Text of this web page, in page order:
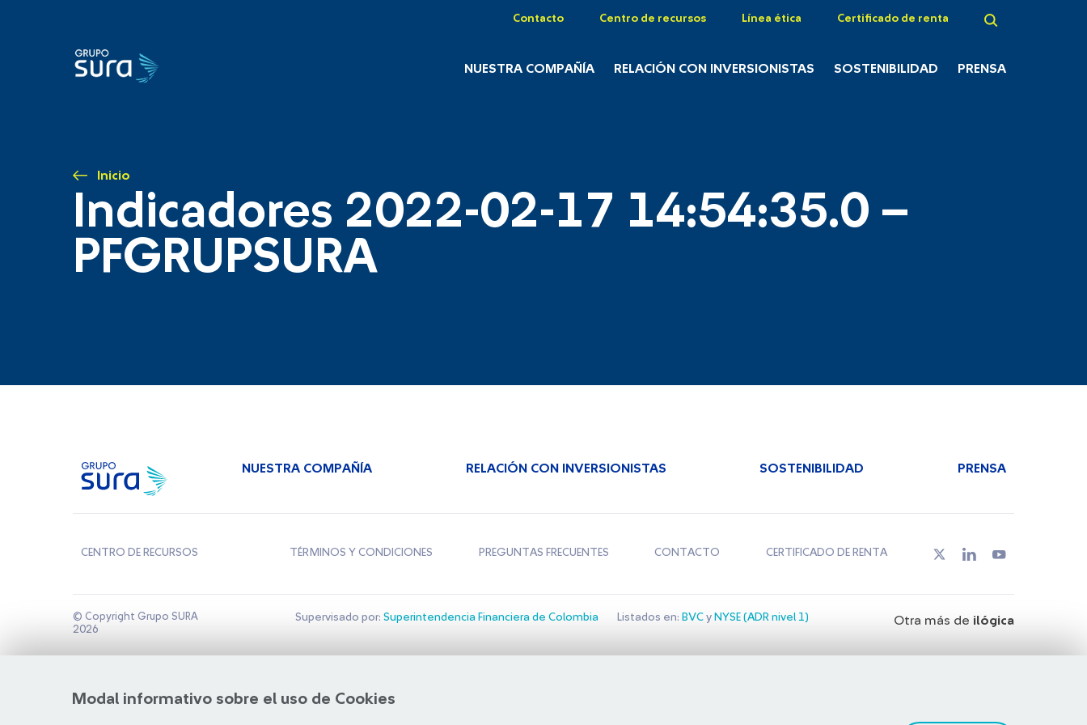
Contacto Centro de recursos Línea ética Certificado de renta
NUESTRA COMPAÑÍA RELACIÓN CON INVERSIONISTAS SOSTENIBILIDAD PRENSA
Inicio
Indicadores 2022-02-17 14:54:35.0 –
PFGRUPSURA
Modal informativo sobre el uso de Cookies
NUESTRA COMPAÑÍA RELACIÓN CON INVERSIONISTAS SOSTENIBILIDAD PRENSA
CENTRO DE RECURSOS TÉRMINOS Y CONDICIONES PREGUNTAS FRECUENTES CONTACTO CERTIFICADO DE RENTA
© Copyright Grupo SURA
2026
Supervisado por: Superintendencia Financiera de Colombia Listados en: BVCy NYSE (ADR nivel 1) Otra más de ilógica